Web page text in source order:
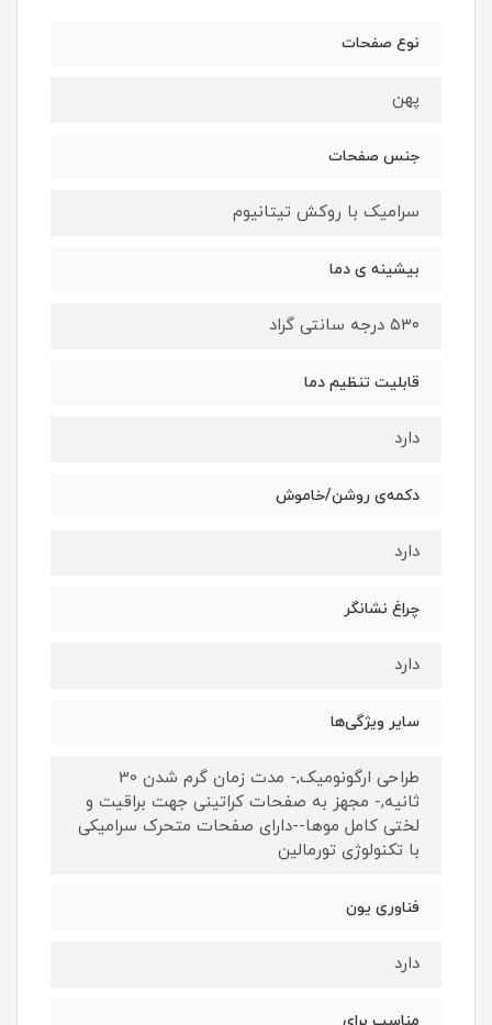
نوع صفحات
پهن
جنس صفحات
سرامیک با روکش تیتانیوم
بیشینه ی دما
۵۳۰ درجه سانتی گراد
قابلیت تنظیم دما
دارد
دکمه‌ی روشن/خاموش
دارد
چراغ نشانگر
دارد
سایر ویژگی‌ها
طراحی ارگونومیک,- مدت زمان گرم شدن 30
ثانیه,- مجهز به صفحات کراتینی جهت براقیت و
لختی کامل موها--دارای صفحات متحرک سرامیکی
با تکنولوژی تورمالین
فناوری یون
دارد